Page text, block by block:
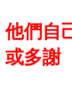
他們自
或多謝